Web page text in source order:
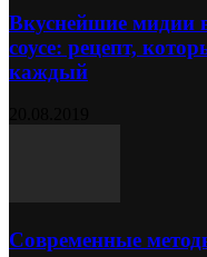
Вкуснейшие мидии
соусе: рецепт,
каждый
Современные